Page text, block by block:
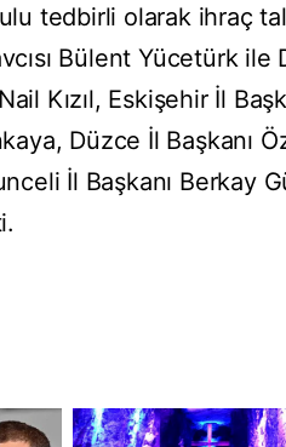
tedbirli olarak ihraç
Bülent Yücetürk ile
Kızıl, Eskişehir İl
Düzce İl Başkanı
İl Başkanı Berkay